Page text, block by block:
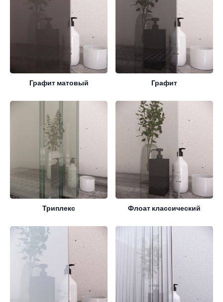
Графит матовый Графит
Триплекс Флоат классический